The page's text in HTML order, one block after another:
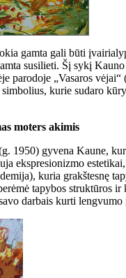
gamta gali būti
susilieti. Šį sykį
parodoje „Vasaros
kurie sudaro
moters akimis
1950) gyvena Kaune,
ekspresionizmo
kuria grakštesnę
tapybos struktūros
darbais kurti